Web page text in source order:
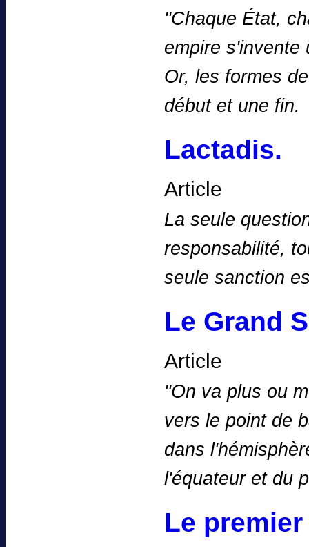
''Chaque État,
empire s'invente
Or, les formes
début et une
Lactadis.
Article
La seule
responsabilité,
seule sanction
Le Grand
Article
''On va plus ou
vers le point de
dans
l'équateur et du
Le